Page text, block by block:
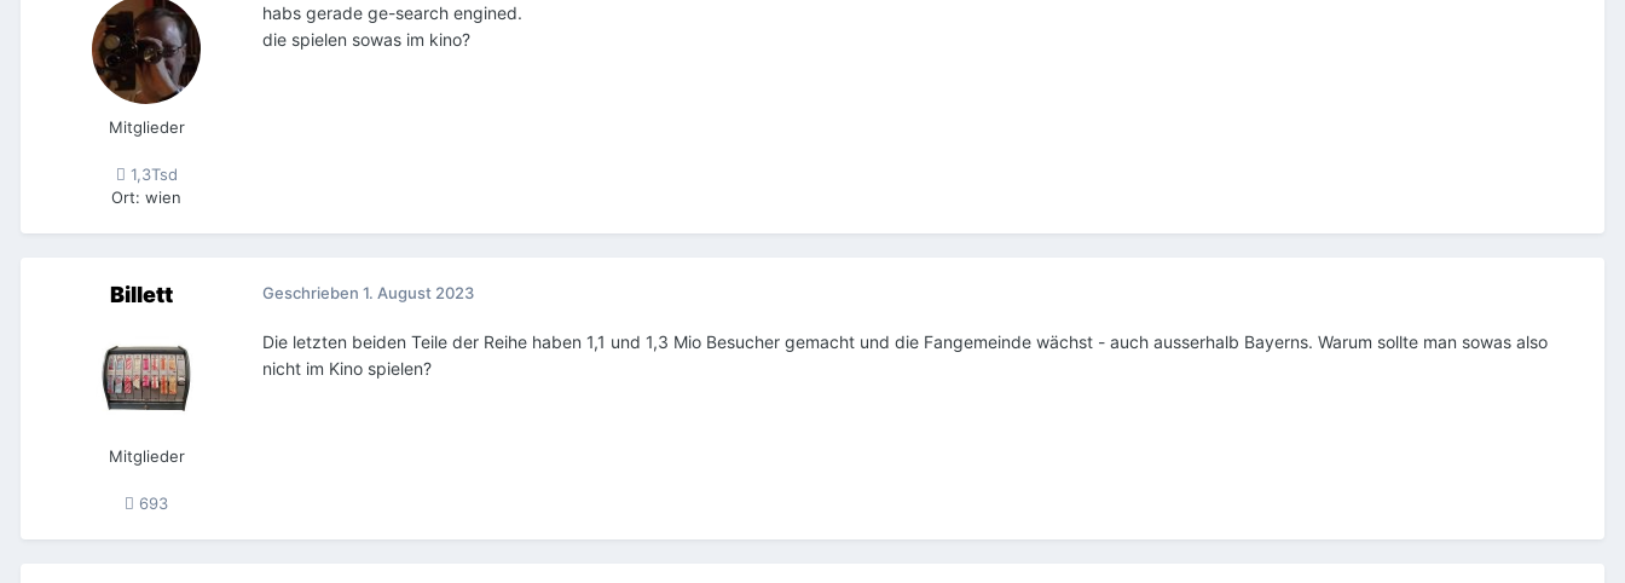
Mitglieder
1,3Tsd
Ort: wien
habs gerade ge-search engined.
die spielen sowas im kino?
Billett
Mitglieder
693
Geschrieben 1. August 2023
Die letzten beiden Teile der Reihe haben 1,1 und 1,3 Mio Besucher gemacht und die Fangemeinde wächst - auch ausserhalb Bayerns. Warum sollte man sowas also
nicht im Kino spielen?